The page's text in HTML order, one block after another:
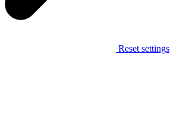
Reset settings